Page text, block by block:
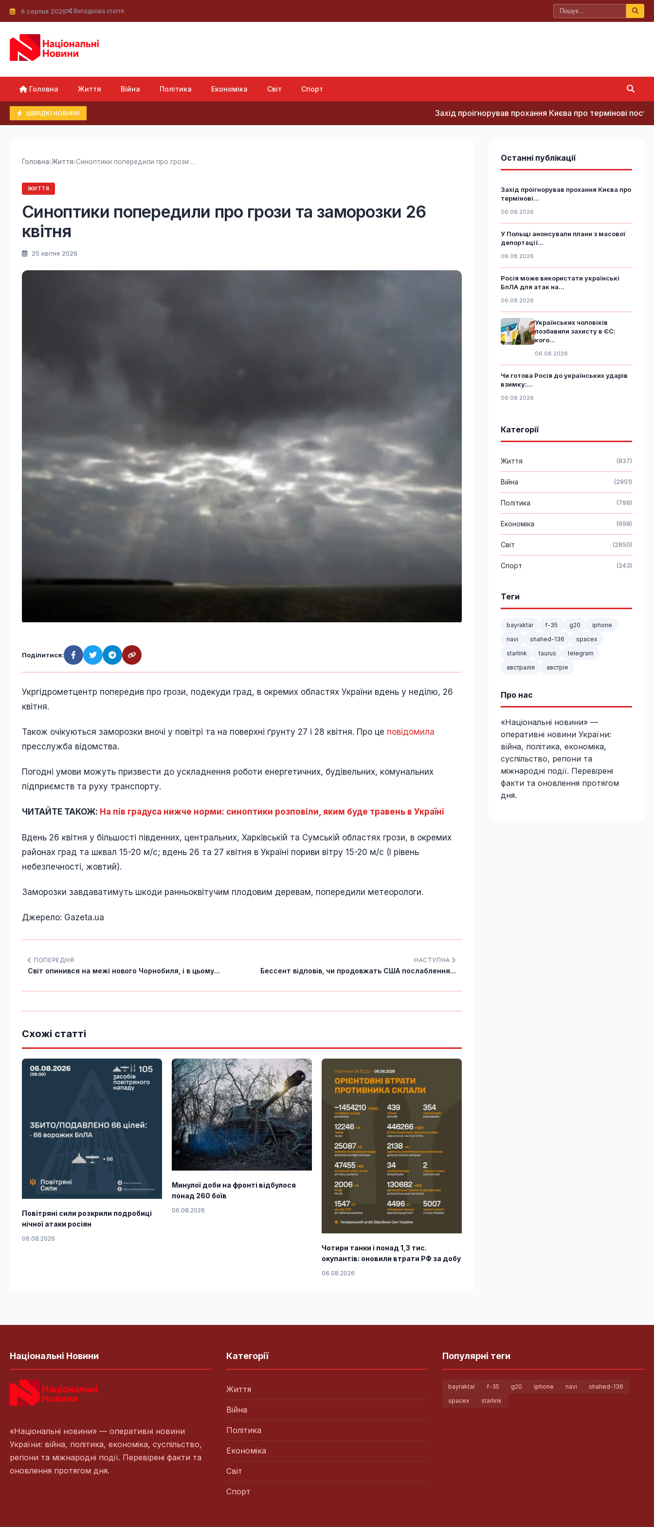
6 серпня 2026 Випадкова стаття
Головна Життя Війна Політика Економіка Світ Спорт
ШВИДКІ НОВИНИ Захід проігнорував прохання Києва про термінові поставки
Головна›Життя› Синоптики попередили про грози та заморозки 26 квітня
ЖИТТЯ
Синоптики попередили про грози та заморозки 26
квітня
25 квітня 2026
Поділитися:
Укргідрометцентр попередив про грози, подекуди град, в окремих областях України вдень у неділю, 26
квітня.
Також очікуються заморозки вночі у повітрі та на поверхні ґрунту 27 і 28 квітня. Про це повідомила
пресслужба відомства.
Погодні умови можуть призвести до ускладнення роботи енергетичних, будівельних, комунальних
підприємств та руху транспорту.
ЧИТАЙТЕ ТАКОЖ: На пів градуса нижче норми: синоптики розповіли, яким буде травень в Україні
Вдень 26 квітня у більшості південних, центральних, Харківській та Сумській областях грози, в окремих
районах град та шквал 15-20 м/с; вдень 26 та 27 квітня в Україні пориви вітру 15-20 м/с (I рівень
небезпечності, жовтий).
Заморозки завдаватимуть шкоди ранньоквітучим плодовим деревам, попередили метеорологи.
Джерело: Gazeta.ua
ПОПЕРЕДНЯ
Світ опинився на межі нового Чорнобиля, і в цьому...
НАСТУПНА
Бессент відповів, чи продовжать США послаблення...
Схожі статті
Повітряні сили розкрили подробиці
нічної атаки росіян
06.08.2026
Минулої доби на фронті відбулося
понад 260 боїв
06.08.2026
Чотири танки і понад 1,3 тис.
окупантів: оновили втрати РФ за добу
06.08.2026
Останні публікації
Захід проігнорував прохання Києва про
термінові...
06.08.2026
У Польщі анонсували плани з масової
депортації...
06.08.2026
Росія може використати українські
БпЛА для атак на...
06.08.2026
Українських чоловіків
позбавили захисту в ЄС:
кого...
06.08.2026
Чи готова Росія до українських ударів
взимку:...
06.08.2026
Категорії
Життя (837)
Війна (2951)
Політика (798)
Економіка (698)
Світ (2850)
Спорт (243)
Теги
bayraktar f-35 g20
iphone
navi
shahed-136
spacex
starlink
taurus
telegram
австралія
австрія
Про нас
«Національні новини» —
оперативні новини України:
війна, політика, економіка,
суспільство, регіони та
міжнародні події. Перевірені
факти та оновлення протягом
дня.
Національні Новини
«Національні новини» — оперативні новини
України: війна, політика, економіка, суспільство,
регіони та міжнародні події. Перевірені факти та
оновлення протягом дня.
Категорії
Життя
Війна
Політика
Економіка
Світ
Спорт
Популярні теги
bayraktar f-35 g20 iphone navi
shahed-136
spacex
starlink